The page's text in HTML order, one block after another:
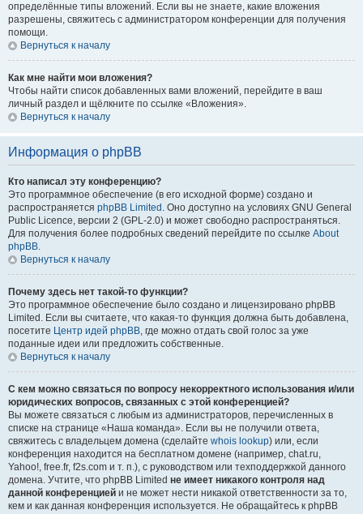
определённые типы вложений. Если вы не знаете, какие вложения
разрешены, свяжитесь с администратором конференции для получения
помощи.
Вернуться к началу
Как мне найти мои вложения?
Чтобы найти список добавленных вами вложений, перейдите в ваш
личный раздел и щёлкните по ссылке «Вложения».
Вернуться к началу
Информация о phpBB
Кто написал эту конференцию?
Это программное обеспечение (в его исходной форме) создано и
распространяется phpBB Limited . Оно доступно на условиях GNU General
Public Licence, версии 2 (GPL-2.0) и может свободно распространяться.
Для получения более подробных сведений перейдите по ссылке About
phpBB.
Вернуться к началу
Почему здесь нет такой-то функции?
Это программное обеспечение было создано и лицензировано phpBB
Limited. Если вы считаете, что какая-то функция должна быть добавлена,
посетите Центр идей phpBB, где можно отдать свой голос за уже
поданные идеи или предложить собственные.
Вернуться к началу
С кем можно связаться по вопросу некорректного использования и/или
юридических вопросов, связанных с этой конференцией?
Вы можете связаться с любым из администраторов, перечисленных в
списке на странице «Наша команда». Если вы не получили ответа,
свяжитесь с владельцем домена (сделайте whois lookup) или, если
конференция находится на бесплатном домене (например, chat.ru,
Yahoo!, free.fr, f2s.com и т. п.), с руководством или техподдержкой данного
домена. Учтите, что phpBB Limited не имеет никакого контроля над
данной конференцией и не может нести никакой ответственности за то,
кем и как данная конференция используется. Не обращайтесь к phpBB